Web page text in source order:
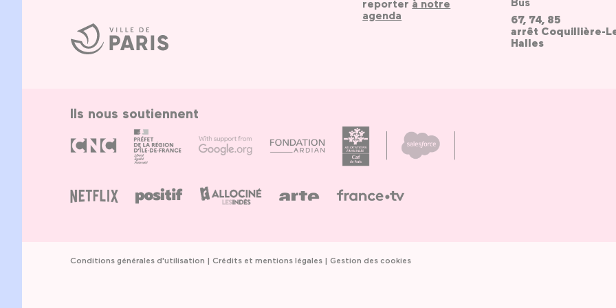
Ville
de
Paris
reporter à notre
agenda
67, 74, 85
arrêt Coquillière-
Halles
Ils nous soutiennent
Conditions générales d'utilisation Crédits et mentions légales Gestion des cookies